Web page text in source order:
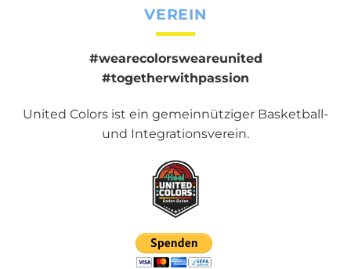
VEREIN
#wearecolorsweareunited
#togetherwithpassion
United Colors ist ein gemeinnütziger Basketball-
und Integrationsverein.